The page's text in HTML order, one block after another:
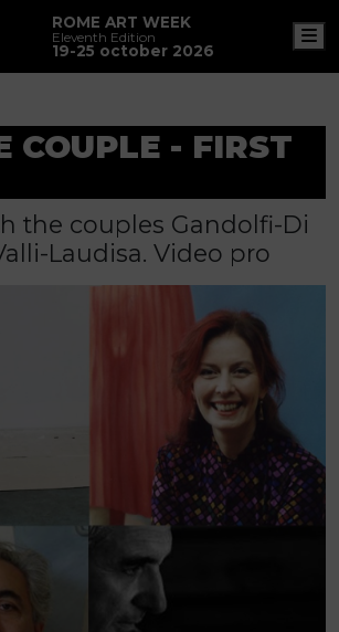
ROME ART WEEK
Eleventh Edition
19-25 october 2026
COUPLE - FIRST
the couples Gandolfi-Di
Laudisa. Video pro